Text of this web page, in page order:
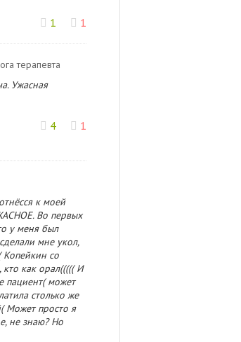
1 1
терапевта
Ужасная
4 1
к моей
Во первых
у меня был
мне укол,
Копейкин со
как орал((((( И
пациент( может
столько же
Может просто я
не знаю? Но